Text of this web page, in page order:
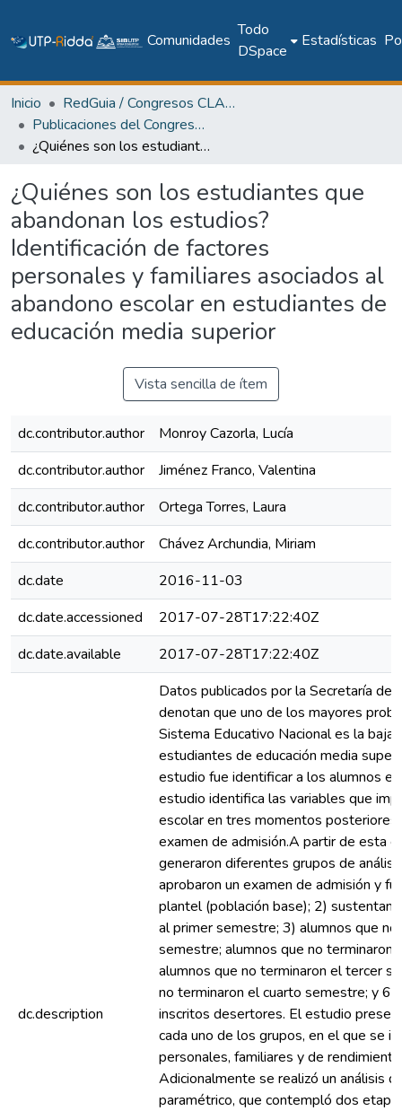
Comunidades
Todo
DSpace
Estadísticas
Inicio
RedGuia / Congresos CLABES
Publicaciones del Congreso Internacional CLABES
¿Quiénes son los estudiantes que abandonan los estudios? Identificación de factores personales y familiares asociados al abandono escolar en estudiantes de educación media superior
¿Quiénes son los estudiantes que
abandonan los estudios?
Identificación de factores
personales y familiares asociados al
abandono escolar en estudiantes de
educación media superior
Vista sencilla de ítem
dc.contributor.author
Monroy Cazorla, Lucía
dc.contributor.author
Jiménez Franco, Valentina
dc.contributor.author
Ortega Torres, Laura
dc.contributor.author
Chávez Archundia, Miriam
dc.date
2016-11-03
dc.date.accessioned
2017-07-28T17:22:40Z
dc.date.available
2017-07-28T17:22:40Z
dc.description
Datos publicados por la Secretaría de
denotan que uno de los mayores
Sistema Educativo Nacional es la baja
estudiantes de educación media
estudio fue identificar a los alumnos
estudio identifica las variables que
escolar en tres momentos posteriores
examen de admisión.A partir de esta
generaron diferentes grupos de
aprobaron un examen de admisión y
plantel (población base); 2)
al primer semestre; 3) alumnos que
semestre; alumnos que no terminaron
alumnos que no terminaron el tercer
no terminaron el cuarto semestre; y 6)
inscritos desertores. El estudio
cada uno de los grupos, en el que se
personales, familiares y de
Adicionalmente se realizó un análisis
paramétrico, que contempló dos